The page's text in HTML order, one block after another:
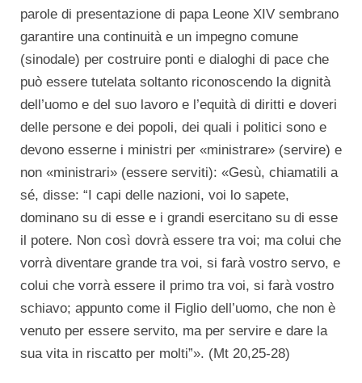
parole di presentazione di papa Leone XIV sembrano
garantire una continuità e un impegno comune
(sinodale) per costruire ponti e dialoghi di pace che
può essere tutelata soltanto riconoscendo la dignità
dell’uomo e del suo lavoro e l’equità di diritti e doveri
delle persone e dei popoli, dei quali i politici sono e
devono esserne i ministri per «ministrare» (servire) e
non «ministrari» (essere serviti): «Gesù, chiamatili a
sé, disse: “I capi delle nazioni, voi lo sapete,
dominano su di esse e i grandi esercitano su di esse
il potere. Non così dovrà essere tra voi; ma colui che
vorrà diventare grande tra voi, si farà vostro servo, e
colui che vorrà essere il primo tra voi, si farà vostro
schiavo; appunto come il Figlio dell’uomo, che non è
venuto per essere servito, ma per servire e dare la
sua vita in riscatto per molti”». (Mt 20,25-28)